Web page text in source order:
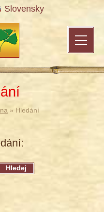
Slovensky
» Hledání